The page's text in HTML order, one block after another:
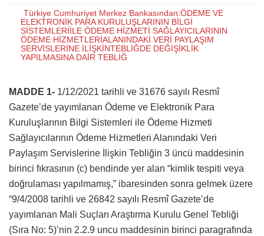
Türkiye Cumhuriyet Merkez Bankasından:ÖDEME VE
ELEKTRONİK PARA KURULUŞLARININ BİLGİ
SİSTEMLERİİLE ÖDEME HİZMETİ SAĞLAYICILARININ
ÖDEME HİZMETLERİALANINDAKİ VERİ PAYLAŞIM
SERVİSLERİNE İLİŞKİNTEBLİĞDE DEĞİŞİKLİK
YAPILMASINA DAİR TEBLİĞ
MADDE 1- 1/12/2021 tarihli ve 31676 sayılı Resmî
Gazete’de yayımlanan Ödeme ve Elektronik Para
Kuruluşlarının Bilgi Sistemleri ile Ödeme Hizmeti
Sağlayıcılarının Ödeme Hizmetleri Alanındaki Veri
Paylaşım Servislerine İlişkin Tebliğin 3 üncü maddesinin
birinci fıkrasının (c) bendinde yer alan “kimlik tespiti veya
doğrulaması yapılmamış,” ibaresinden sonra gelmek üzere
“9/4/2008 tarihli ve 26842 sayılı Resmî Gazete’de
yayımlanan Mali Suçları Araştırma Kurulu Genel Tebliği
(Sıra No: 5)’nin 2.2.9 uncu maddesinin birinci paragrafında